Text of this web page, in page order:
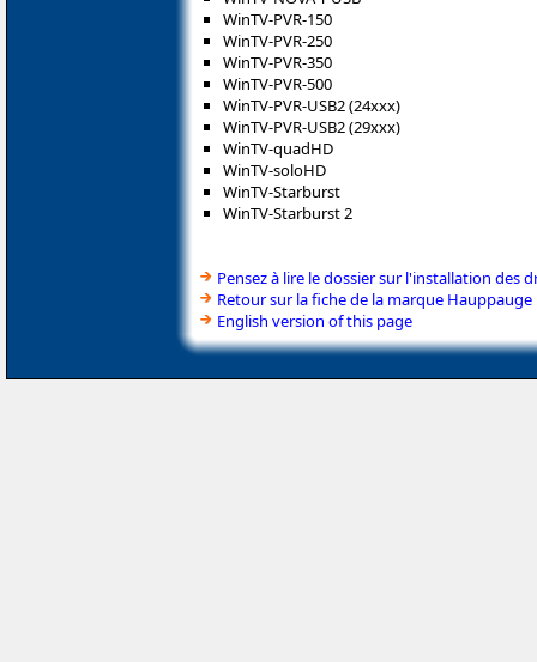
WinTV-PVR-150
WinTV-PVR-250
WinTV-PVR-350
WinTV-PVR-500
WinTV-PVR-USB2 (24xxx)
WinTV-PVR-USB2 (29xxx)
WinTV-quadHD
WinTV-soloHD
WinTV-Starburst
WinTV-Starburst 2
Pensez à lire le dossier sur l'installation des
Retour sur la fiche de la marque Hauppauge
English version of this page